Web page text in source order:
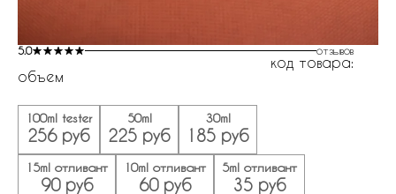
5.0 отзывов
код товара:
объем
100ml tester
256 руб
50ml
225 руб
30ml
185 руб
15ml отливант
90 руб
10ml отливант
60 руб
5ml отливант
35 руб